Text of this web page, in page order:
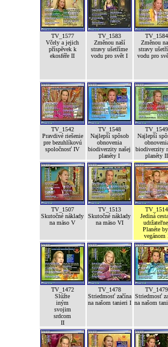
TV_1577
Včely a jejich
příspěvek k
ekosféře II
TV_1583
Změnou naší
stravy ušetříme
vodu pro svět I
TV_1584
Změnou
stravy
vodu pro
TV_1542
Pravdivé riešenie
pre bezuhlíkovú
spoločnosť IV
TV_1548
Najlepší spôsob
obnovenia
biodiverzity našej
planéty I
TV_1549
Najlepší
biodiverzity
planéty II
TV_1507
Skutočné náklady
na mäso V
TV_1513
Skutočné náklady
na mäso VI
TV_1514
Jediná
Planéte
vegánom
TV_1472
Slúžte
iným
svojim
srdcom
II
TV_1478
Striedmosť začína
na našom tanieri I
TV_1479
Striedmosť
na našom